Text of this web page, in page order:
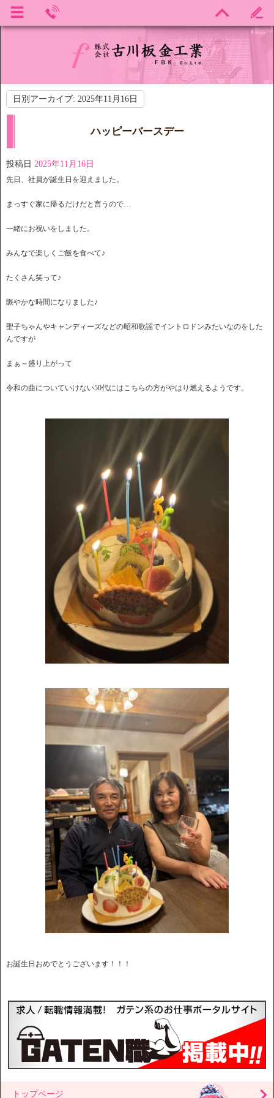
日別アーカイブ: 2025年11月16日
ハッピーバースデー
投稿日 2025年11月16日
先日、社員が誕生日を迎えました。
まっすぐ家に帰るだけだと言うので…
一緒にお祝いをしました。
みんなで楽しくご飯を食べて♪
たくさん笑って♪
賑やかな時間になりました♪
聖子ちゃんやキャンディーズなどの昭和歌謡でイントロドンみたいなのをした
んですが
まぁ～盛り上がって
令和の曲についていけない50代にはこちらの方がやはり燃えるようです。
お誕生日おめでとうございます！！！
トップページ